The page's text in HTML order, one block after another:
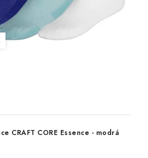
CRAFT CORE Essence - modrá